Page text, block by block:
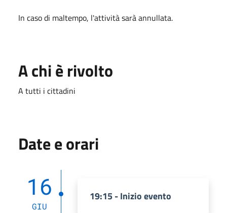
In caso di maltempo, l'attività sarà annullata.
A chi è rivolto
A tutti i cittadini
Date e orari
16
GIU
19:15 - Inizio evento